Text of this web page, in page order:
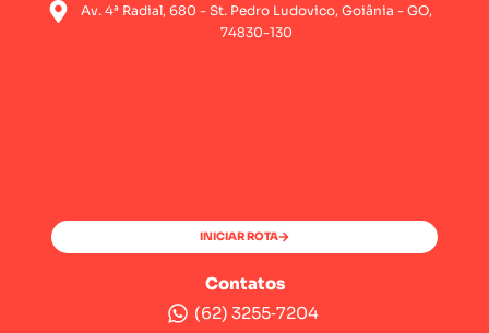
Av. 4ª Radial, 680 - St. Pedro Ludovico, Goiânia - GO,
74830-130
INICIAR ROTA
Contatos
(62) 3255‑7204‬